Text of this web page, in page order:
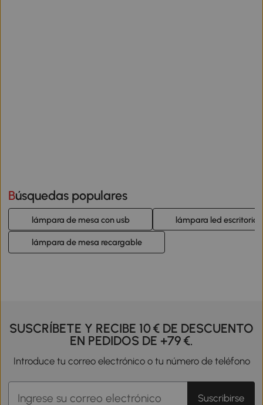
Búsquedas populares
lámpara de mesa con usb lámpara led escritorio
lámpara de mesa recargable
SUSCRÍBETE Y RECIBE 10 € DE DESCUENTO
EN PEDIDOS DE +79 €.
Introduce tu correo electrónico o tu número de teléfono
Suscribirse